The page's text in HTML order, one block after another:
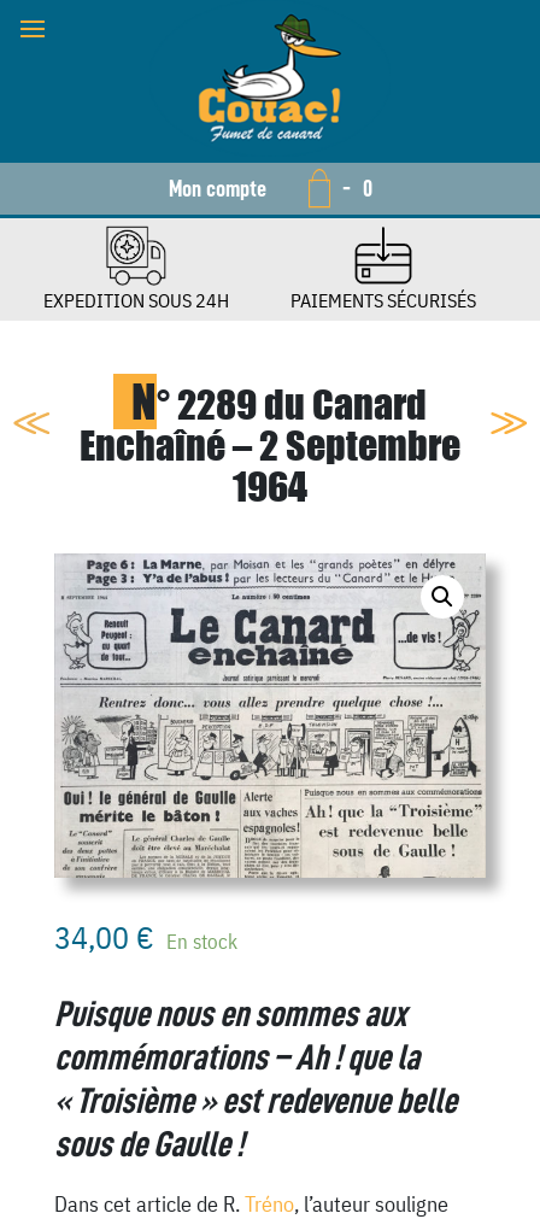
Mon compte - 0
EXPEDITION SOUS 24H PAIEMENTS SÉCURISÉS
N° 2289 du Canard
Enchaîné – 2 Septembre
1964
34,00 € En stock
Puisque nous en sommes aux
commémorations – Ah ! que la
« Troisième » est redevenue belle
sous de Gaulle !
Dans cet article de R.Tréno, l’auteur souligne